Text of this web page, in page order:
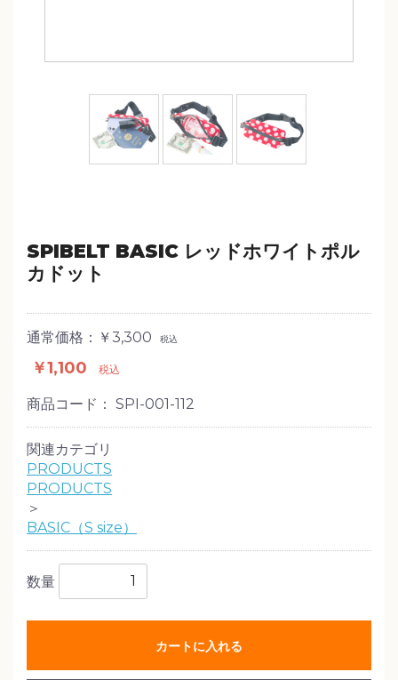
SPIBELT BASIC レッドホワイトポル
カドット
通常価格：￥3,300 税込
￥1,100 税込
商品コード： SPI-001-112
関連カテゴリ
PRODUCTS
PRODUCTS
＞
BASIC（S size）
数量
カートに入れる